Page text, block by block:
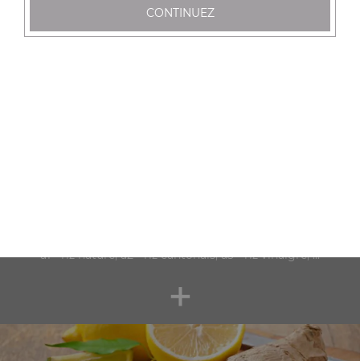
yakitori boulette de poulet x2, ...
a1 - riz nature, a2 - riz cantonais, a3 - riz vinaigré, ...
+
CONTINUEZ